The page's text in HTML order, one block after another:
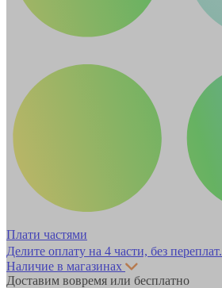
Плати частями
Делите оплату на 4 части, без переплат.
Наличие в магазинах
Доставим вовремя или бесплатно